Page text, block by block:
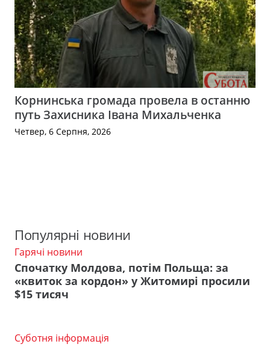
Корнинська громада провела в останню
путь Захисника Івана Михальченка
Четвер, 6 Серпня, 2026
Популярні новини
Гарячі новини
Спочатку Молдова, потім Польща: за
«квиток за кордон» у Житомирі просили
$15 тисяч
Суботня інформація